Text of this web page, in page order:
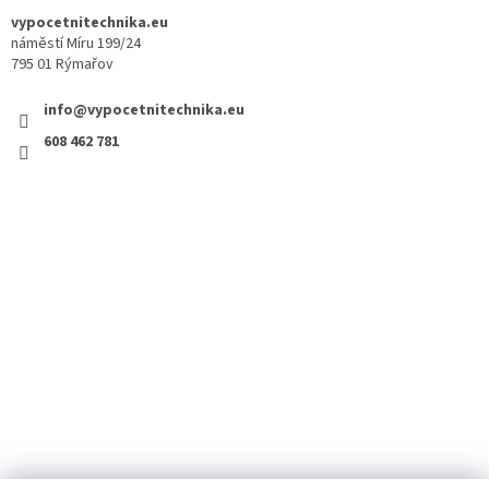
vypocetnitechnika.eu
náměstí Míru 199/24
795 01 Rýmařov
info@vypocetnitechnika.eu
608 462 781